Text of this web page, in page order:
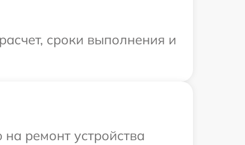
сроки выполнения и
ремонт устройства